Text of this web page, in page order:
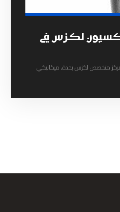
لكزس في
متخصص لكزس بجدة,ميكانيكي